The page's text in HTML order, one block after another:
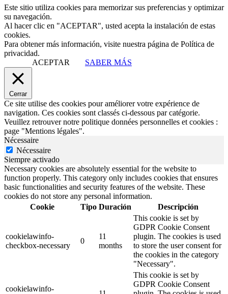
Este sitio utiliza cookies para memorizar sus preferencias y optimizar
su navegación.
Al hacer clic en "ACEPTAR", usted acepta la instalación de estas
cookies.
Para obtener más información, visite nuestra página de Política de
privacidad.
ACEPTAR
SABER MÁS
Cerrar
Ce site utilise des cookies pour améliorer votre expérience de
navigation. Ces cookies sont classés ci-dessous par catégorie.
Veuillez retrouver notre politique données personnelles et cookies :
page "Mentions légales".
Nécessaire
Nécessaire
Siempre activado
Necessary cookies are absolutely essential for the website to
function properly. This category only includes cookies that ensures
basic functionalities and security features of the website. These
cookies do not store any personal information.
Cookie
Tipo Duración Descripción
cookielawinfo-
checkbox-necessary
0
11
months
This cookie is set by
GDPR Cookie Consent
plugin. The cookies is used
to store the user consent for
the cookies in the category
"Necessary".
cookielawinfo-
This cookie is set by
GDPR Cookie Consent